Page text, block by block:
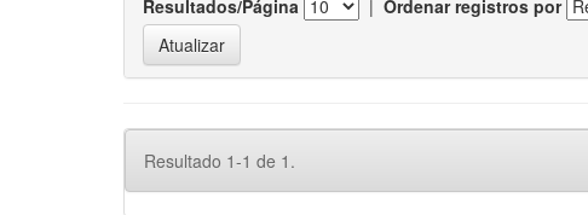
Resultados/Página | Ordenar registros por
Resultado 1-1 de 1.